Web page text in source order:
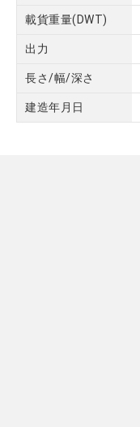
載貨重量(DWT)
出力
長さ/幅/深さ
建造年月日